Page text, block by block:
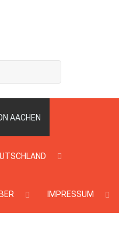
AACHEN
IMPRESSUM